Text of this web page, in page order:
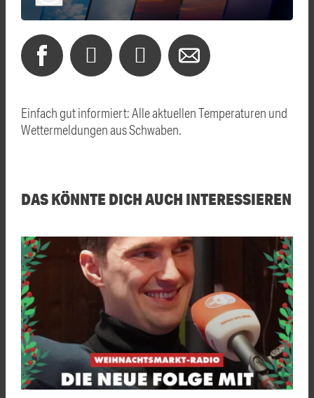
Einfach gut informiert: Alle aktuellen Temperaturen und
Wettermeldungen aus Schwaben.
DAS KÖNNTE DICH AUCH INTERESSIEREN